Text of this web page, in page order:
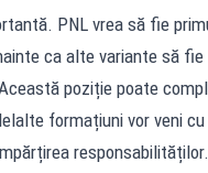
PNL vrea să fie
ca alte variante să
poziție poate
formațiuni vor veni
responsabilităților.